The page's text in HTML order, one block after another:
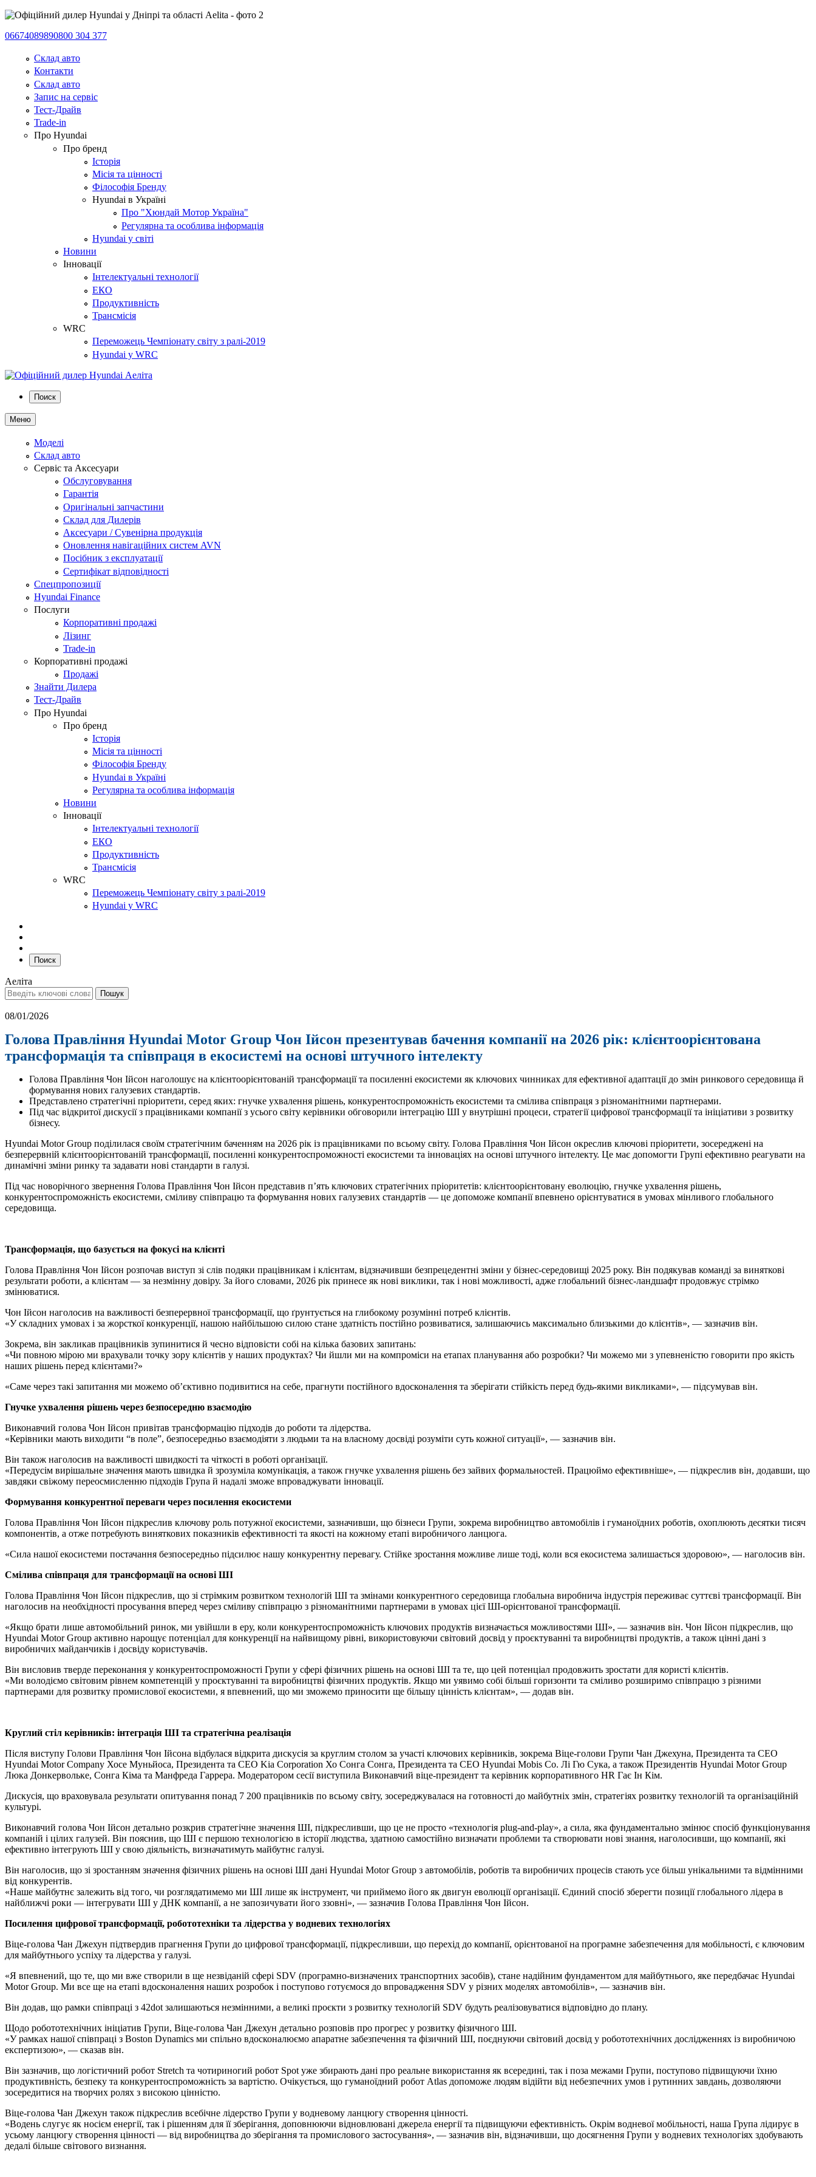
06674089890800 304 377
Склад авто
Контакти
Склад авто
Запис на сервіс
Тест-Драйв
Trade-in
Про Hyundai
Про бренд
Історія
Місія та цінності
Філософія Бренду
Hyundai в Україні
Про "Хюндай Мотор Україна"
Регулярна та особлива інформація
Hyundai у світі
Новини
Інновації
Інтелектуальні технології
ЕКО
Продуктивність
Трансмісія
WRC
Переможець Чемпіонату світу з ралі-2019
Hyundai у WRC
Поиск
Меню
Моделі
Склад авто
Сервіс та Аксесуари
Обслуговування
Гарантія
Оригінальні запчастини
Склад для Дилерів
Аксесуари / Сувенірна продукція
Оновлення навігаційних систем AVN
Посібник з експлуатації
Сертифікат відповідності
Спецпропозиції
Hyundai Finance
Послуги
Корпоративні продажі
Лізинг
Trade-in
Корпоративні продажі
Продажі
Знайти Дилера
Тест-Драйв
Про Hyundai
Про бренд
Історія
Місія та цінності
Філософія Бренду
Hyundai в Україні
Регулярна та особлива інформація
Новини
Інновації
Інтелектуальні технології
ЕКО
Продуктивність
Трансмісія
WRC
Переможець Чемпіонату світу з ралі-2019
Hyundai у WRC
Поиск
Аеліта
08/01/2026
Голова Правління Hyundai Motor Group Чон Ійсон презентував бачення компанії на 2026 рік: клієнтоорієнтована
трансформація та співпраця в екосистемі на основі штучного інтелекту
Голова Правління Чон Ійсон наголошує на клієнтоорієнтованій трансформації та посиленні екосистеми як ключових чинниках для ефективної адаптації до змін ринкового середовища й
формування нових галузевих стандартів.
Представлено стратегічні пріоритети, серед яких: гнучке ухвалення рішень, конкурентоспроможність екосистеми та смілива співпраця з різноманітними партнерами.
Під час відкритої дискусії з працівниками компанії з усього світу керівники обговорили інтеграцію ШІ у внутрішні процеси, стратегії цифрової трансформації та ініціативи з розвитку
бізнесу.
Hyundai Motor Group поділилася своїм стратегічним баченням на 2026 рік із працівниками по всьому світу. Голова Правління Чон Ійсон окреслив ключові пріоритети, зосереджені на
безперервній клієнтоорієнтованій трансформації, посиленні конкурентоспроможності екосистеми та інноваціях на основі штучного інтелекту. Це має допомогти Групі ефективно реагувати на
динамічні зміни ринку та задавати нові стандарти в галузі.
Під час новорічного звернення Голова Правління Чон Ійсон представив п’ять ключових стратегічних пріоритетів: клієнтоорієнтовану еволюцію, гнучке ухвалення рішень,
конкурентоспроможність екосистеми, сміливу співпрацю та формування нових галузевих стандартів — це допоможе компанії впевнено орієнтуватися в умовах мінливого глобального
середовища.
Трансформація, що базується на фокусі на клієнті
Голова Правління Чон Ійсон розпочав виступ зі слів подяки працівникам і клієнтам, відзначивши безпрецедентні зміни у бізнес-середовищі 2025 року. Він подякував команді за виняткові
результати роботи, а клієнтам — за незмінну довіру. За його словами, 2026 рік принесе як нові виклики, так і нові можливості, адже глобальний бізнес-ландшафт продовжує стрімко
змінюватися.
Чон Ійсон наголосив на важливості безперервної трансформації, що ґрунтується на глибокому розумінні потреб клієнтів.
«У складних умовах і за жорсткої конкуренції, нашою найбільшою силою стане здатність постійно розвиватися, залишаючись максимально близькими до клієнтів», — зазначив він.
Зокрема, він закликав працівників зупинитися й чесно відповісти собі на кілька базових запитань:
«Чи повною мірою ми врахували точку зору клієнтів у наших продуктах? Чи йшли ми на компроміси на етапах планування або розробки? Чи можемо ми з упевненістю говорити про якість
наших рішень перед клієнтами?»
«Саме через такі запитання ми можемо об’єктивно подивитися на себе, прагнути постійного вдосконалення та зберігати стійкість перед будь-якими викликами», — підсумував він.
Гнучке ухвалення рішень через безпосередню взаємодію
Виконавчий голова Чон Ійсон привітав трансформацію підходів до роботи та лідерства.
«Керівники мають виходити “в поле”, безпосередньо взаємодіяти з людьми та на власному досвіді розуміти суть кожної ситуації», — зазначив він.
Він також наголосив на важливості швидкості та чіткості в роботі організації.
«Передусім вирішальне значення мають швидка й зрозуміла комунікація, а також гнучке ухвалення рішень без зайвих формальностей. Працюймо ефективніше», — підкреслив він, додавши, що
завдяки свіжому переосмисленню підходів Група й надалі зможе впроваджувати інновації.
Формування конкурентної переваги через посилення екосистеми
Голова Правління Чон Ійсон підкреслив ключову роль потужної екосистеми, зазначивши, що бізнеси Групи, зокрема виробництво автомобілів і гуманоїдних роботів, охоплюють десятки тисяч
компонентів, а отже потребують виняткових показників ефективності та якості на кожному етапі виробничого ланцюга.
«Сила нашої екосистеми постачання безпосередньо підсилює нашу конкурентну перевагу. Стійке зростання можливе лише тоді, коли вся екосистема залишається здоровою», — наголосив він.
Смілива співпраця для трансформації на основі ШІ
Голова Правління Чон Ійсон підкреслив, що зі стрімким розвитком технологій ШІ та змінами конкурентного середовища глобальна виробнича індустрія переживає суттєві трансформації. Він
наголосив на необхідності просування вперед через сміливу співпрацю з різноманітними партнерами в умовах цієї ШІ-орієнтованої трансформації.
«Якщо брати лише автомобільний ринок, ми увійшли в еру, коли конкурентоспроможність ключових продуктів визначається можливостями ШІ», — зазначив він. Чон Ійсон підкреслив, що
Hyundai Motor Group активно нарощує потенціал для конкуренції на найвищому рівні, використовуючи світовий досвід у проєктуванні та виробництві продуктів, а також цінні дані з
виробничих майданчиків і досвіду користувачів.
Він висловив твердe переконання у конкурентоспроможності Групи у сфері фізичних рішень на основі ШІ та те, що цей потенціал продовжить зростати для користі клієнтів.
«Ми володіємо світовим рівнем компетенцій у проєктуванні та виробництві фізичних продуктів. Якщо ми уявимо собі більші горизонти та сміливо розширимо співпрацю з різними
партнерами для розвитку промислової екосистеми, я впевнений, що ми зможемо приносити ще більшу цінність клієнтам», — додав він.
Круглий стіл керівників: інтеграція ШІ та стратегічна реалізація
Після виступу Голови Правління Чон Ійсона відбулася відкрита дискусія за круглим столом за участі ключових керівників, зокрема Віце-голови Групи Чан Джехуна, Президента та CEO
Hyundai Motor Company Хосе Муньйоса, Президента та CEO Kia Corporation Хо Сонга Сонга, Президента та CEO Hyundai Mobis Co. Лі Гю Сука, а також Президентів Hyundai Motor Group
Люка Донкервольке, Сонга Кіма та Манфреда Гаррера. Модератором сесії виступила Виконавчий віце-президент та керівник корпоративного HR Гає Ін Кім.
Дискусія, що враховувала результати опитування понад 7 200 працівників по всьому світу, зосереджувалася на готовності до майбутніх змін, стратегіях розвитку технологій та організаційній
культурі.
Виконавчий голова Чон Ійсон детально розкрив стратегічне значення ШІ, підкресливши, що це не просто «технологія plug-and-play», а сила, яка фундаментально змінює спосіб функціонування
компаній і цілих галузей. Він пояснив, що ШІ є першою технологією в історії людства, здатною самостійно визначати проблеми та створювати нові знання, наголосивши, що компанії, які
ефективно інтегрують ШІ у свою діяльність, визначатимуть майбутнє галузі.
Він наголосив, що зі зростанням значення фізичних рішень на основі ШІ дані Hyundai Motor Group з автомобілів, роботів та виробничих процесів стають усе більш унікальними та відмінними
від конкурентів.
«Наше майбутнє залежить від того, чи розглядатимемо ми ШІ лише як інструмент, чи приймемо його як двигун еволюції організації. Єдиний спосіб зберегти позиції глобального лідера в
найближчі роки — інтегрувати ШІ у ДНК компанії, а не запозичувати його ззовні», — зазначив Голова Правління Чон Ійсон.
Посилення цифрової трансформації, робототехніки та лідерства у водневих технологіях
Віце-голова Чан Джехун підтвердив прагнення Групи до цифрової трансформації, підкресливши, що перехід до компанії, орієнтованої на програмне забезпечення для мобільності, є ключовим
для майбутнього успіху та лідерства у галузі.
«Я впевнений, що те, що ми вже створили в ще незвіданій сфері SDV (програмно-визначених транспортних засобів), стане надійним фундаментом для майбутнього, яке передбачає Hyundai
Motor Group. Ми все ще на етапі вдосконалення наших розробок і поступово готуємося до впровадження SDV у різних моделях автомобілів», — зазначив він.
Він додав, що рамки співпраці з 42dot залишаються незмінними, а великі проєкти з розвитку технологій SDV будуть реалізовуватися відповідно до плану.
Щодо робототехнічних ініціатив Групи, Віце-голова Чан Джехун детально розповів про прогрес у розвитку фізичного ШІ.
«У рамках нашої співпраці з Boston Dynamics ми спільно вдосконалюємо апаратне забезпечення та фізичний ШІ, поєднуючи світовий досвід у робототехнічних дослідженнях із виробничою
експертизою», — сказав він.
Він зазначив, що логістичний робот Stretch та чотириногий робот Spot уже збирають дані про реальне використання як всередині, так і поза межами Групи, поступово підвищуючи їхню
продуктивність, безпеку та конкурентоспроможність за вартістю. Очікується, що гуманоїдний робот Atlas допоможе людям відійти від небезпечних умов і рутинних завдань, дозволяючи
зосередитися на творчих ролях з високою цінністю.
Віце-голова Чан Джехун також підкреслив всебічне лідерство Групи у водневому ланцюгу створення цінності.
«Водень слугує як носієм енергії, так і рішенням для її зберігання, доповнюючи відновлювані джерела енергії та підвищуючи ефективність. Окрім водневої мобільності, наша Група лідирує в
усьому ланцюгу створення цінності — від виробництва до зберігання та промислового застосування», — зазначив він, відзначивши, що досягнення Групи у водневих технологіях здобувають
дедалі більше світового визнання.